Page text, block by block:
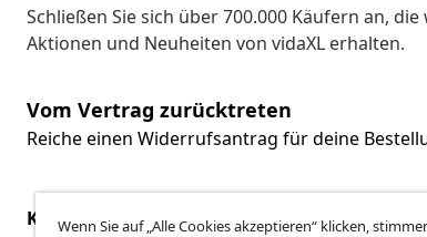
Schließen Sie sich über 700.000 Käufern an,
Aktionen und Neuheiten von vidaXL erhalten.
Vom Vertrag zurücktreten
Reiche einen Widerrufsantrag für deine
Kundenservice
Wenn Sie auf „Alle Cookies akzeptieren“ klicken,